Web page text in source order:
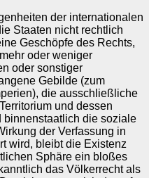
der internationalen
Staaten nicht rechtlich
Geschöpfe des Rechts,
oder weni­ger
oder sonstiger
Gebilde (zum
die ausschließ­liche
und dessen
binnenstaatlich die soziale
der Verfassung in
wird, bleibt die Exi­stenz
Sphäre ein bloßes
das Völkerrecht als